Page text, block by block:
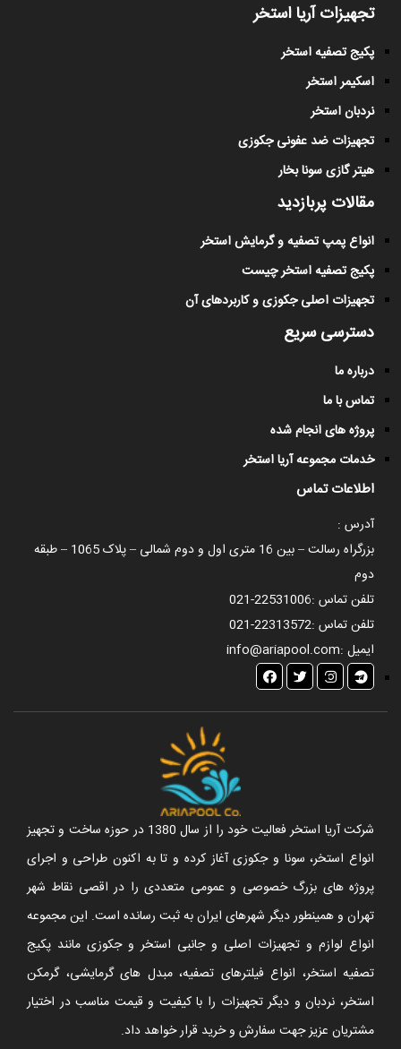
تجهیزات آریا استخر
پکیج تصفیه استخر
اسکیمر استخر
نردبان استخر
تجهیزات ضد عفونی جکوزی
هیتر گازی سونا بخار
مقالات پربازدید
انواع پمپ تصفیه و گرمایش استخر
پکیج تصفیه استخر چیست
تجهیزات اصلی جکوزی و کاربردهای آن
دسترسی سریع
درباره ما
تماس با ما
پروژه های انجام شده
خدمات مجموعه آریا استخر
اطلاعات تماس
آدرس :
بزرگراه رسالت – بین 16 متری اول و دوم شمالی – پلاک 1065 – طبقه
دوم
تلفن تماس :021-22531006
تلفن تماس :021-22313572
ایمیل :info@ariapool.com
شرکت آریا استخر فعالیت خود را از سال 1380 در حوزه ساخت و تجهیز
انواع استخر، سونا و جکوزی آغاز کرده و تا به اکنون طراحی و اجرای
پروژه های بزرگ خصوصی و عمومی متعددی را در اقصی نقاط شهر
تهران و همینطور دیگر شهرهای ایران به ثبت رسانده است. این مجموعه
انواع لوازم و تجهیزات اصلی و جانبی استخر و جکوزی مانند پکیج
تصفیه استخر، انواع فیلترهای تصفیه، مبدل های گرمایشی، گرمکن
استخر، نردبان و دیگر تجهیزات را با کیفیت و قیمت مناسب در اختیار
مشتریان عزیز جهت سفارش و خرید قرار خواهد داد.